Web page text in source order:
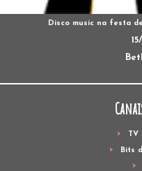
Disco music na festa
TV
Bits